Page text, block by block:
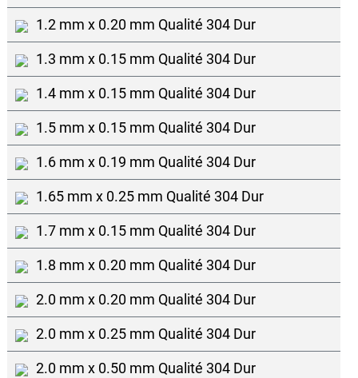
1.2 mm x 0.20 mm Qualité 304 Dur
1.3 mm x 0.15 mm Qualité 304 Dur
1.4 mm x 0.15 mm Qualité 304 Dur
1.5 mm x 0.15 mm Qualité 304 Dur
1.6 mm x 0.19 mm Qualité 304 Dur
1.65 mm x 0.25 mm Qualité 304 Dur
1.7 mm x 0.15 mm Qualité 304 Dur
1.8 mm x 0.20 mm Qualité 304 Dur
2.0 mm x 0.20 mm Qualité 304 Dur
2.0 mm x 0.25 mm Qualité 304 Dur
2.0 mm x 0.50 mm Qualité 304 Dur